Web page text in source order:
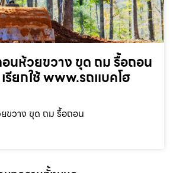
นห้วยขวาง ขุด ถม รื้อถอน
รียกใช้ www.รถแบคโฮ
ขวาง ขุด ถม รื้อถอน